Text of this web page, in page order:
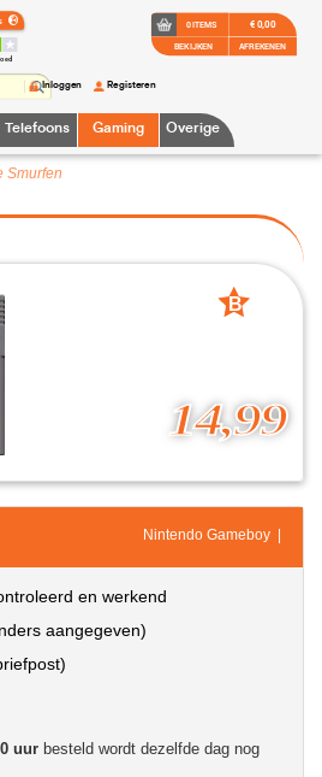
Telefoons Gaming Overige
Inloggen Registeren
0 ITEMS
BEKIJKEN
€ 0,00
AFREKENEN
Smurfen
14,99
B
Nintendo Gameboy |
en werkend
aangegeven)
uur besteld wordt dezelfde dag nog